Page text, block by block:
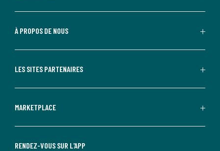
À PROPOS DE NOUS
LES SITES PARTENAIRES
MARKETPLACE
RENDEZ-VOUS SUR L'APP